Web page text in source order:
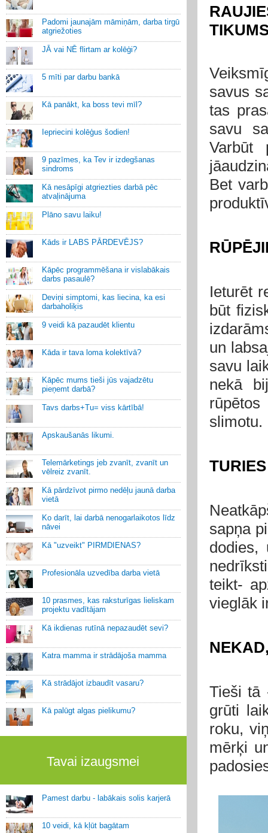
Padomi jaunajām māmiņām, darba tirgū
atgriežoties
JĀ vai NĒ flirtam ar kolēģi?
5 mīti par darbu bankā
Kā panākt, ka boss tevi mīl?
Iepriecini kolēģus šodien!
9 pazīmes, ka Tev ir izdegšanas
sindroms
Kā nesāpīgi atgriezties darbā pēc
atvaļinājuma
Plāno savu laiku!
Kāds ir LABS PĀRDEVĒJS?
Kāpēc programmēšana ir vislabākais
darbs pasaulē?
Deviņi simptomi, kas liecina, ka esi
darbaholiķis
9 veidi kā pazaudēt klientu
Kāda ir tava loma kolektīvā?
Kāpēc mums tieši jūs vajadzētu
pieņemt darbā?
Tavs darbs+Tu= viss kārtībā!
Apskaušanās likumi.
Telemārketings jeb zvanīt, zvanīt un
vēlreiz zvanīt.
Kā pārdzīvot pirmo nedēļu jaunā darba
vietā
Ko darīt, lai darbā nenogarlaikotos līdz
nāvei
Kā "uzveikt" PIRMDIENAS?
Profesionāla uzvedība darba vietā
10 prasmes, kas raksturīgas lieliskam
projektu vadītājam
Kā ikdienas rutīnā nepazaudēt sevi?
Katra mamma ir strādājoša mamma
Kā strādājot izbaudīt vasaru?
Kā palūgt algas pielikumu?
Tavai izaugsmei
Pamest darbu - labākais solis karjerā
10 veidi, kā kļūt bagātam
savus
tas
savu
Varbūt
Bet
Ieturēt
būt
un
savu
nekā
slimotu.
sapņa
dodies,
teikt-
vieglāk
Tieši tā
grūti
roku,
mērķi